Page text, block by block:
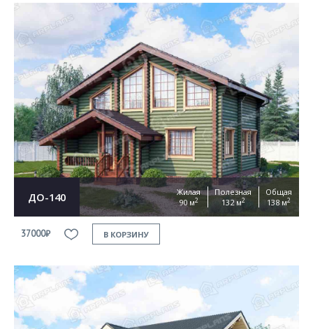
ДО-140
Жилая
90 м2
Полезная
132 м2
Общая
138 м2
37000₽ В КОРЗИНУ